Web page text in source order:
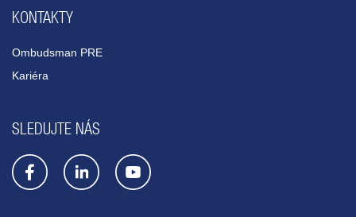
KONTAKTY
Ombudsman PRE
Kariéra
SLEDUJTE NÁS